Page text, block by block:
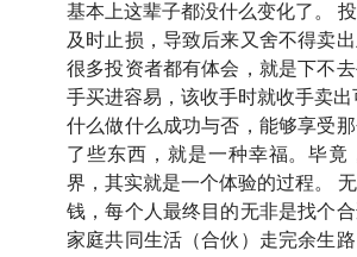
母的真实经验中学到什么？」
于是，和爸爸聊过后，我们几位主播
问」妈妈家庭财务的事。我们分别邀
一场对话，一起谈钱聊家，唤起那些
非常欢迎你收听完这期后，再回听父
爸爸妈妈们在面对同样的事情，又有
基本上这辈子都没什么变化了。
及时止损，导致后来又舍不得卖
很多投资者都有体会，就是下不
手买进容易，该收手时就收手卖
什么做什么成功与否，能够享受
了些东西，就是一种幸福。毕竟
界，其实就是一个体验的过程。
钱，每个人最终目的无非是找个
家庭共同生活（合伙）走完余生